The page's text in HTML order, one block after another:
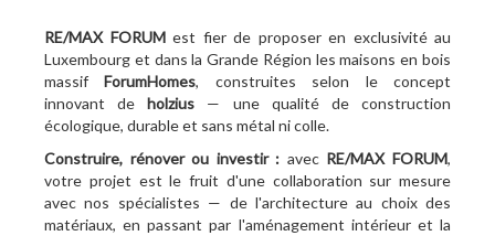
RE/MAX FORUMest fier de proposer en exclusivité au
Luxembourg et dans la Grande Région les maisons en bois
massifForumHomes, construites selon le concept
innovant deholzius — une qualité de construction
écologique, durable et sans métal ni colle.
Construire, rénover ou investir : avec RE/MAX FORUM,
votre projet est le fruit d'une collaboration sur mesure
avec nos spécialistes — de l'architecture au choix des
matériaux, en passant par l'aménagement intérieur et la